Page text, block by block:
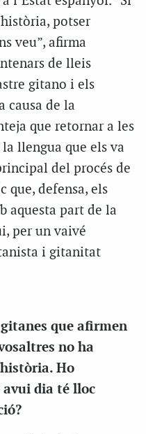
potser
veu”, afirma
de lleis
gitano i els
causa de la
que retornar a les
llengua que els va
del procés de
que, defensa, els
aquesta part de la
per un vaivé
i gitanitat
que afirmen
no ha
Ho
avui dia té lloc